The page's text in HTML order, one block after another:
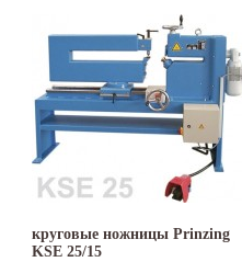
круговые ножницы Prinzing
KSE 25/15